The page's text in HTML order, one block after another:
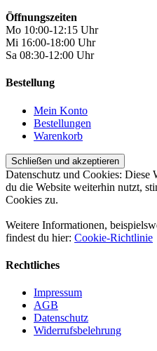
Öffnungszeiten
Mo 10:00-12:15 Uhr
Mi 16:00-18:00 Uhr
Sa 08:30-12:00 Uhr
Bestellung
Mein Konto
Bestellungen
Warenkorb
Datenschutz und Cookies: Diese
du die Website weiterhin nutzt,
Cookies zu.
Weitere Informationen,
findest du hier: Cookie-Richtlinie
Rechtliches
Impressum
AGB
Datenschutz
Widerrufsbelehrung